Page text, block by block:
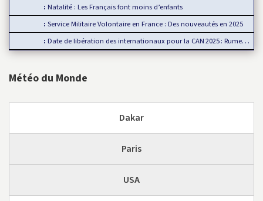
Natalité : Les Français font moins d’enfants
Service Militaire Volontaire en France : Des nouveautés en 2025
Date de libération des internationaux pour la CAN 2025 : Rumeur ou…
Météo du Monde
Dakar
Paris
USA